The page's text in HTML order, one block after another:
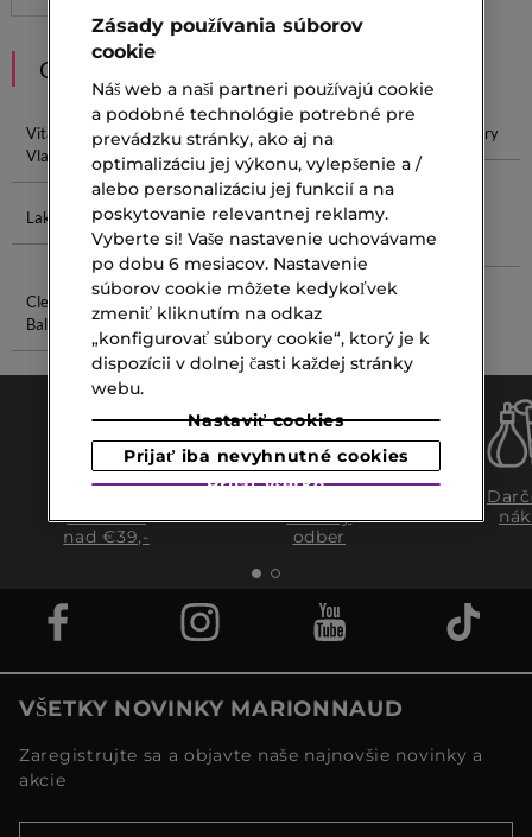
ODPORÚČANIA
Vitamíny Na
Vlasy
Masky Na
Vlasy
Kefa Na Vlasy Lesk Na Pery
Lak Na Vlasy
Ceruzka Na
Obočie
Valentino
Donna
Balzam
Cleansing
Balm
Mastnú Pleť
zadarmo
nad €39,-
osobný
odber
VŠETKY NOVINKY MARIONNAUD
Zaregistrujte sa a objavte naše najnovšie novinky a
akcie
Zásady používania súborov
cookie
Náš web a naši partneri používajú cookie
a podobné technológie potrebné pre
prevádzku stránky, ako aj na
optimalizáciu jej výkonu, vylepšenie a /
alebo personalizáciu jej funkcií a na
poskytovanie relevantnej reklamy.
Vyberte si! Vaše nastavenie uchovávame
po dobu 6 mesiacov. Nastavenie
súborov cookie môžete kedykoľvek
zmeniť kliknutím na odkaz
„konfigurovať súbory cookie“, ktorý je k
dispozícii v dolnej časti každej stránky
webu.
Nastaviť cookies
Prijať iba nevyhnutné cookies
Prijať všetko